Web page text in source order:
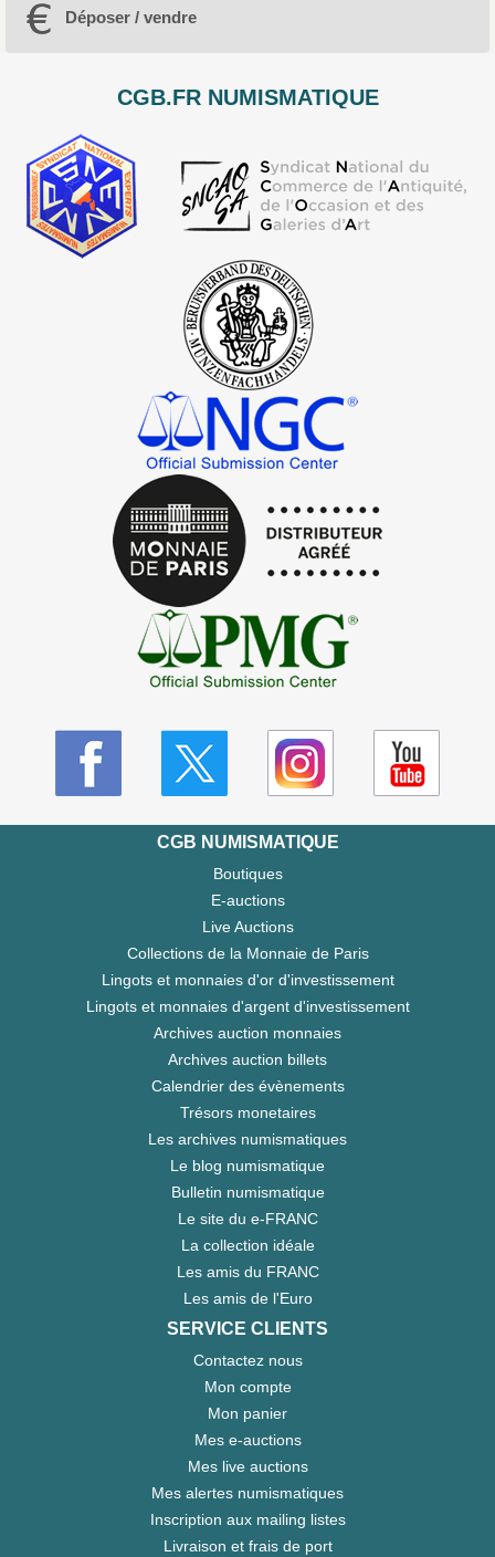
Déposer / vendre
CGB.FR NUMISMATIQUE
CGB NUMISMATIQUE
Boutiques
E-auctions
Live Auctions
Collections de la Monnaie de Paris
Lingots et monnaies d'or d'investissement
Lingots et monnaies d'argent d'investissement
Archives auction monnaies
Archives auction billets
Calendrier des évènements
Trésors monetaires
Les archives numismatiques
Le blog numismatique
Bulletin numismatique
Le site du e-FRANC
La collection idéale
Les amis du FRANC
Les amis de l'Euro
SERVICE CLIENTS
Contactez nous
Mon compte
Mon panier
Mes e-auctions
Mes live auctions
Mes alertes numismatiques
Inscription aux mailing listes
Livraison et frais de port